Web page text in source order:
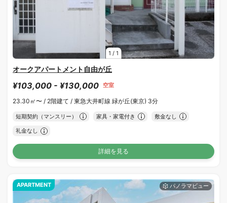
1 / 1
オークアパートメント自由が丘
¥103,000 - ¥130,000 空室
23.30㎡〜 / 2階建て / 東急大井町線 緑が丘(東京) 3分
短期契約（マンスリー） 家具・家電付き 敷金なし
礼金なし
詳細を見る
APARTMENT